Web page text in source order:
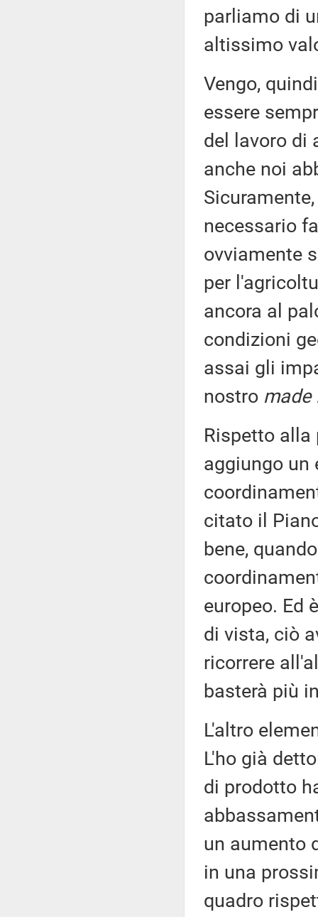
parliamo di
altissimo
Vengo,
essere
del lavoro di
anche noi
necessario
ovviamente
per
ancora al
condizioni
assai gli
nostro made
Rispetto alla
aggiungo un
citato il
bene,
europeo. Ed
di vista, ciò
ricorrere
basterà più
L'altro
L'ho già
di prodotto
un aumento
in una
quadro